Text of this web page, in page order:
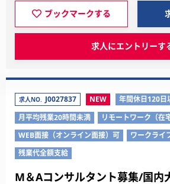
ブックマークする
求人にエントリーす
求人NO. J0027837 NEW 年間休日120日
月平均残業20時間未満
リモートワーク（在
WEB面接（オンライン面接）可
ワークライ
残業代全額支給
M＆Aコンサルタント募集/国内